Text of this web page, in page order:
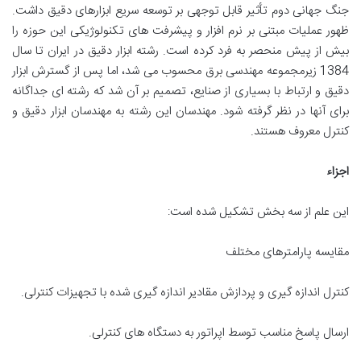
جنگ جهانی دوم تأثیر قابل توجهی بر توسعه سریع ابزارهای دقیق داشت.
ظهور عملیات مبتنی بر نرم افزار و پیشرفت های تکنولوژیکی این حوزه را
بیش از پیش منحصر به فرد کرده است. رشته ابزار دقیق در ایران تا سال
1384 زیرمجموعه مهندسی برق محسوب می شد، اما پس از گسترش ابزار
دقیق و ارتباط با بسیاری از صنایع، تصمیم بر آن شد که رشته ای جداگانه
برای آنها در نظر گرفته شود. مهندسان این رشته به مهندسان ابزار دقیق و
کنترل معروف هستند.
اجزاء
این علم از سه بخش تشکیل شده است:
مقایسه پارامترهای مختلف
کنترل اندازه گیری و پردازش مقادیر اندازه گیری شده با تجهیزات کنترلی.
ارسال پاسخ مناسب توسط اپراتور به دستگاه های کنترلی.